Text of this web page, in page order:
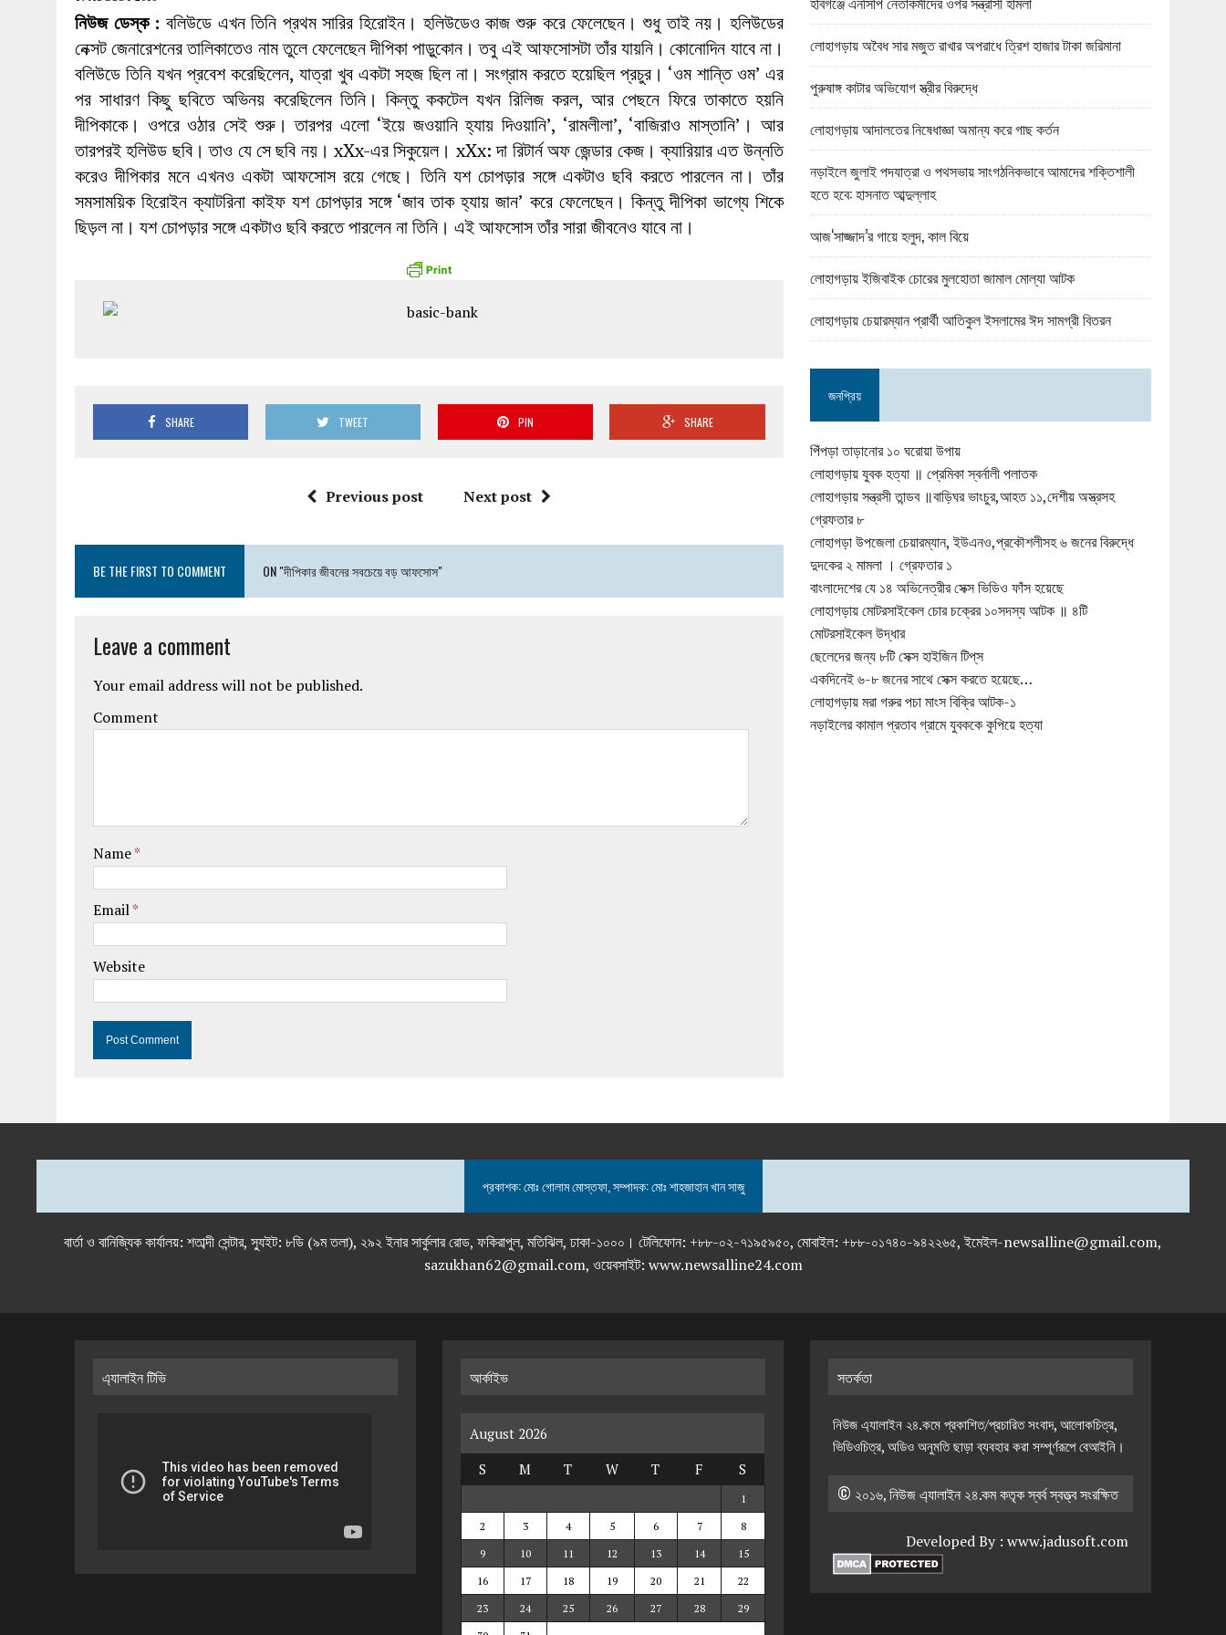
27 MAY 2026 | লোহাগড়ায় চেয়ারম্যান প্রার্থী আতিকুল ইসলামের ঈদ সামগ্রী বিতরন
1 AUGUST 2026 | লোহাগড়ায় জাল দলিলে নামজারি ॥ এসিল্যান্ড অফিসে ভয়াবহ দুর্নীতি
নিউজ ডেস্ক : বলিউডে এখন তিনি প্রথম সারির হিরোইন। হলিউডেও কাজ শুরু করে ফেলেছেন। শুধু তাই নয়। হলিউডের
নেক্সট জেনারেশনের তালিকাতেও নাম তুলে ফেলেছেন দীপিকা পাড়ুকোন। তবু এই আফসোসটা তাঁর যায়নি। কোনোদিন যাবে না।
বলিউডে তিনি যখন প্রবেশ করেছিলেন, যাত্রা খুব একটা সহজ ছিল না। সংগ্রাম করতে হয়েছিল প্রচুর। ‘ওম শান্তি ওম’ এর
পর সাধারণ কিছু ছবিতে অভিনয় করেছিলেন তিনি। কিন্তু ককটেল যখন রিলিজ করল, আর পেছনে ফিরে তাকাতে হয়নি
দীপিকাকে। ওপরে ওঠার সেই শুরু। তারপর এলো ‘ইয়ে জওয়ানি হ্যায় দিওয়ানি’, ‘রামলীলা’, ‘বাজিরাও মাস্তানি’। আর
তারপরই হলিউড ছবি। তাও যে সে ছবি নয়। xXx-এর সিকুয়েল। xXx: দা রিটার্ন অফ জেন্ডার কেজ। ক্যারিয়ার এত উন্নতি
করেও দীপিকার মনে এখনও একটা আফসোস রয়ে গেছে। তিনি যশ চোপড়ার সঙ্গে একটাও ছবি করতে পারলেন না। তাঁর
সমসাময়িক হিরোইন ক্যাটরিনা কাইফ যশ চোপড়ার সঙ্গে ‘জাব তাক হ্যায় জান’ করে ফেলেছেন। কিন্তু দীপিকা ভাগ্যে শিকে
ছিড়ল না। যশ চোপড়ার সঙ্গে একটাও ছবি করতে পারলেন না তিনি। এই আফসোস তাঁর সারা জীবনেও যাবে না।
SHARE TWEET PIN SHARE
Previous post Next post
BE THE FIRST TO COMMENT ON "দীপিকার জীবনের সবচেয়ে বড় আফসোস"
Leave a comment
Your email address will not be published.
Comment
Name*
Email*
Website
লোহাগড়ায় অবৈধ সার মজুত রাখার অপরাধে ত্রিশ হাজার টাকা জরিমানা
পুরুষাঙ্গ কাটার অভিযোগ স্ত্রীর বিরুদ্ধে
লোহাগড়ায় আদালতের নিষেধাজ্ঞা অমান্য করে গাছ কর্তন
নড়াইলে জুলাই পদযাত্রা ও পথসভায় সাংগঠনিকভাবে আমাদের শক্তিশালী
হতে হবে: হাসনাত আব্দুল্লাহ
আজ‘সাজ্জাদ’র গায়ে হলুদ, কাল বিয়ে
লোহাগড়ায় ইজিবাইক চোরের মুলহোতা জামাল মোল্যা আটক
লোহাগড়ায় চেয়ারম্যান প্রার্থী আতিকুল ইসলামের ঈদ সামগ্রী বিতরন
জনপ্রিয়
পিঁপড়া তাড়ানোর ১০ ঘরোয়া উপায়
লোহাগড়ায় যুবক হত্যা ॥ প্রেমিকা স্বর্নালী পলাতক
লোহাগড়ায় সন্ত্রসী তান্ডব ॥বাড়িঘর ভাংচুর,আহত ১১,দেশীয় অস্ত্রসহ
গ্রেফতার ৮
লোহাগড়া উপজেলা চেয়ারম্যান, ইউএনও,প্রকৌশলীসহ ৬ জনের বিরুদ্ধে
দুদকের ২ মামলা । গ্রেফতার ১
বাংলাদেশের যে ১৪ অভিনেত্রীর সেক্স ভিডিও ফাঁস হয়েছে
লোহাগড়ায় মোটরসাইকেল চোর চক্রের ১০সদস্য আটক ॥ ৪টি
মোটরসাইকেল উদ্ধার
ছেলেদের জন্য ৮টি সেক্স হাইজিন টিপ্‌স
একদিনেই ৬-৮ জনের সাথে সেক্স করতে হয়েছে…
লোহাগড়ায় মরা গরুর পচা মাংস বিক্রি আটক-১
নড়াইলের কামাল প্রতাব গ্রামে যুবককে কুপিয়ে হত্যা
প্রকাশক: মোঃ গোলাম মোস্তফা, সম্পাদক: মোঃ শাহজাহান খান সাজু
বার্তা ও বানিজ্যিক কার্যালয়: শতাব্দী সেন্টার, স্যুইট: ৮ডি (৯ম তলা), ২৯২ ইনার সার্কুলার রোড, ফকিরাপুল, মতিঝিল, ঢাকা-১০০০। টেলিফোন: +৮৮-০২-৭১৯৫৯৫০, মোবাইল: +৮৮-০১৭৪০-৯৪২২৬৫, ইমেইল-newsalline@gmail.com,
sazukhan62@gmail.com, ওয়েবসাইট: www.newsalline24.com
এ্যালাইন টিভি আর্কাইভ
August 2026
S
M T W T F S
1
2
3 4 5 6 7
8
9
10 11 12 13 14
15
16
17 18 19 20 21
22
23
24 25 26 27 28
29
সতর্কতা
নিউজ এ্যালাইন ২৪.কমে প্রকাশিত/প্রচারিত সংবাদ, আলোকচিত্র,
ভিডিওচিত্র, অডিও অনুমতি ছাড়া ব্যবহার করা সম্পূর্ণরূপে বেআইনি।
© ২০১৬, নিউজ এ্যালাইন ২৪.কম কতৃক স্বর্ব স্বত্ত্ব সংরক্ষিত
Developed By : www.jadusoft.com